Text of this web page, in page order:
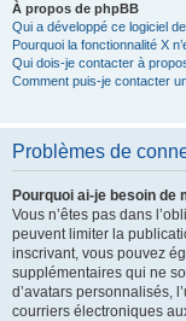
À propos de phpBB
Qui a développé ce logiciel
Pourquoi la fonctionnalité X
Qui dois-je contacter à
Comment puis-je contacter
Problèmes de
Pourquoi ai-je besoin de
Vous n’êtes pas dans
peuvent limiter la
inscrivant, vous pouvez
supplémentaires qui ne
d’avatars personnalisés,
courriers électroniques